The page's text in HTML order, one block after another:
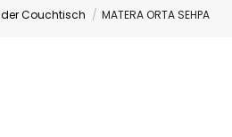
der Couchtisch MATERA ORTA SEHPA